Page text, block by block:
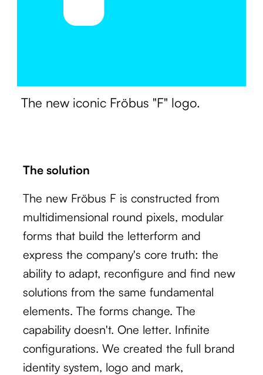
The new iconic Fröbus "F" logo.
The new Fröbus F is constructed from
multidimensional round pixels, modular
forms that build the letterform and
express the company's core truth: the
ability to adapt, reconfigure and find new
solutions from the same fundamental
elements. The forms change. The
capability doesn't. One letter. Infinite
configurations. We created the full brand
identity system, logo and mark,
The solution